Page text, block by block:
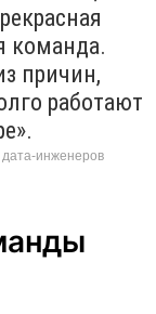
команда.
причин,
работают
дата-инженеров